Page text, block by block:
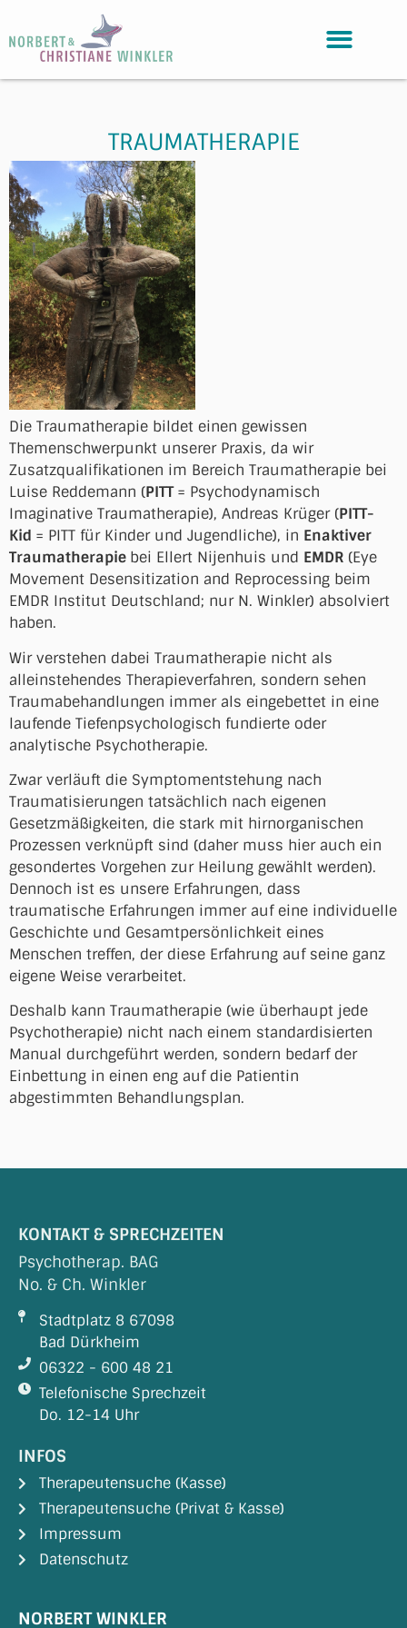
TRAUMATHERAPIE
Die Traumatherapie bildet einen gewissen
Themenschwerpunkt unserer Praxis, da wir
Zusatzqualifikationen im Bereich Traumatherapie bei
Luise Reddemann (PITT= Psychodynamisch
Imaginative Traumatherapie), Andreas Krüger (PITT-
Kid = PITT für Kinder und Jugendliche), in Enaktiver
Traumatherapie bei Ellert Nijenhuis und EMDR (Eye
Movement Desensitization and Reprocessing beim
EMDR Institut Deutschland; nur N. Winkler) absolviert
haben.
Wir verstehen dabei Traumatherapie nicht als
alleinstehendes Therapieverfahren, sondern sehen
Traumabehandlungen immer als eingebettet in eine
laufende Tiefenpsychologisch fundierte oder
analytische Psychotherapie.
Zwar verläuft die Symptomentstehung nach
Traumatisierungen tatsächlich nach eigenen
Gesetzmäßigkeiten, die stark mit hirnorganischen
Prozessen verknüpft sind (daher muss hier auch ein
gesondertes Vorgehen zur Heilung gewählt werden).
Dennoch ist es unsere Erfahrungen, dass
traumatische Erfahrungen immer auf eine individuelle
Geschichte und Gesamtpersönlichkeit eines
Menschen treffen, der diese Erfahrung auf seine ganz
eigene Weise verarbeitet.
Deshalb kann Traumatherapie (wie überhaupt jede
Psychotherapie) nicht nach einem standardisierten
Manual durchgeführt werden, sondern bedarf der
Einbettung in einen eng auf die Patientin
abgestimmten Behandlungsplan.
KONTAKT & SPRECHZEITEN
Psychotherap. BAG
No. & Ch. Winkler
Stadtplatz 8 67098
Bad Dürkheim
06322 - 600 48 21
Telefonische Sprechzeit
Do. 12-14 Uhr
INFOS
Therapeutensuche (Kasse)
Therapeutensuche (Privat & Kasse)
Impressum
Datenschutz
NORBERT WINKLER